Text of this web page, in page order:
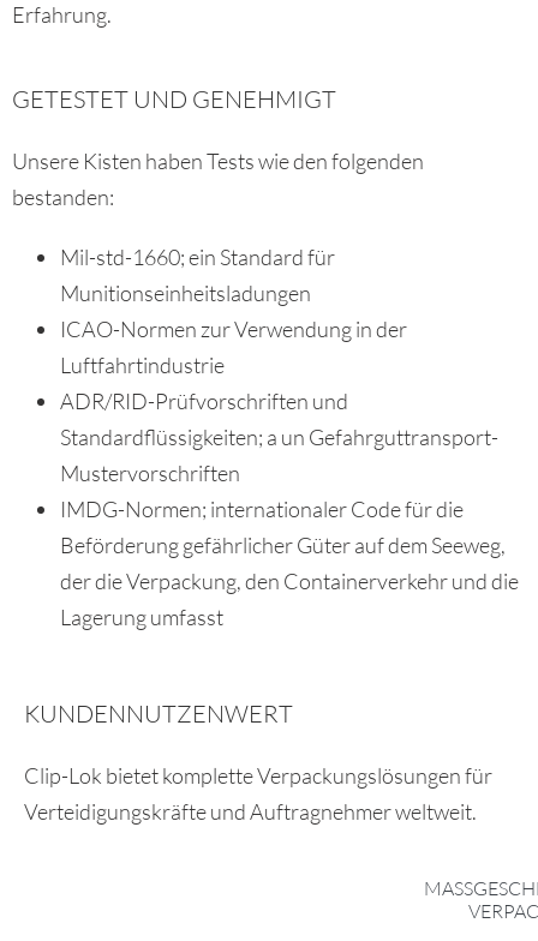
Erfahrung.
GETESTET UND GENEHMIGT
Unsere Kisten haben Tests wie den folgenden
bestanden:
Mil-std-1660; ein Standard für
Munitionseinheitsladungen
ICAO-Normen zur Verwendung in der
Luftfahrtindustrie
ADR/RID-Prüfvorschriften und
Standardflüssigkeiten; a un Gefahrguttransport-
Mustervorschriften
IMDG-Normen; internationaler Code für die
Beförderung gefährlicher Güter auf dem Seeweg,
der die Verpackung, den Containerverkehr und die
Lagerung umfasst
KUNDENNUTZENWERT
Clip-Lok bietet komplette Verpackungslösungen für
Verteidigungskräfte und Auftragnehmer weltweit.